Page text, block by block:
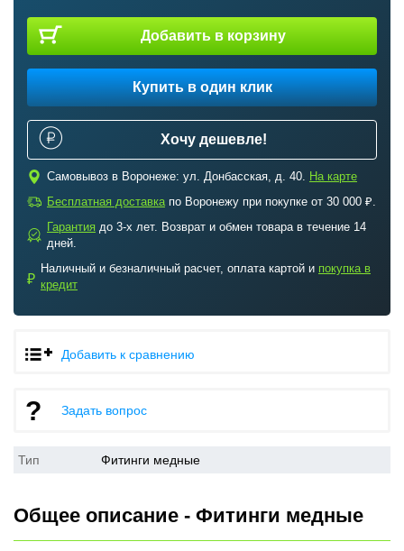
Добавить в корзину
Купить в один клик
Хочу дешевле!
c Самовывоз в Воронеже: ул. Донбасская, д. 40. На карте
a Бесплатная доставкапо Воронежу при покупке от 30 000 ₽.
b
Гарантия до 3-х лет. Возврат и обмен товара в течение 14
дней.
₽
Наличный и безналичный расчет, оплата картой и покупка в
кредит
Добавить к сравнению
Задать вопрос
Тип Фитинги медные
Общее описание - Фитинги медные